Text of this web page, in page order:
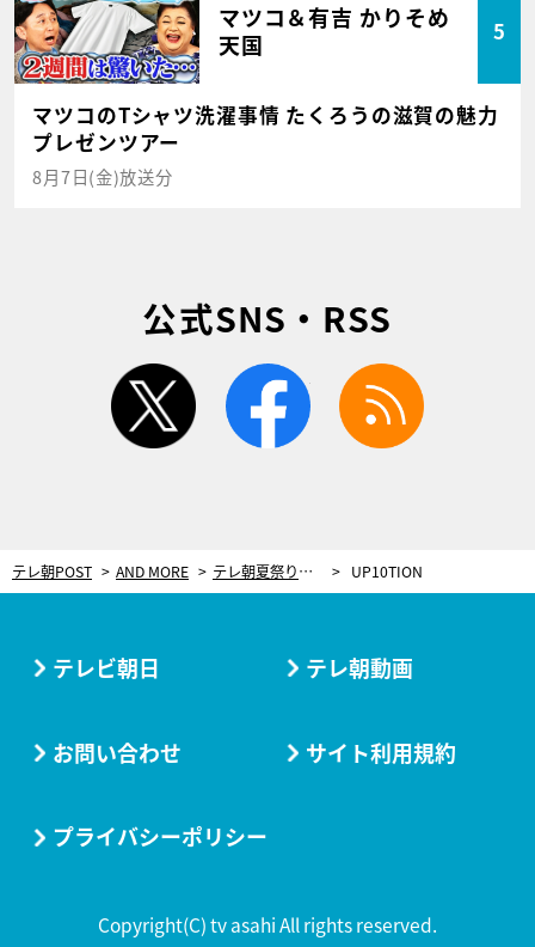
マツコ＆有吉 かりそめ
天国
5
マツコのTシャツ洗濯事情 たくろうの滋賀の魅力
プレゼンツアー
8月7日(金)放送分
公式SNS・RSS
twitter facebook
テレ朝POST AND MORE テレ朝夏祭りの音楽LIVE、第2弾アーティスト発表！けやき坂46、Juice=Juiceら出演 UP10TION
テレビ朝日 テレ朝動画
お問い合わせ サイト利用規約
プライバシーポリシー
Copyright(C) tv asahi All rights reserved.